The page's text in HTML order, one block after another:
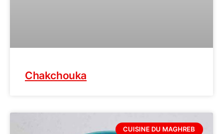
Chakchouka
CUISINE DU MAGHREB